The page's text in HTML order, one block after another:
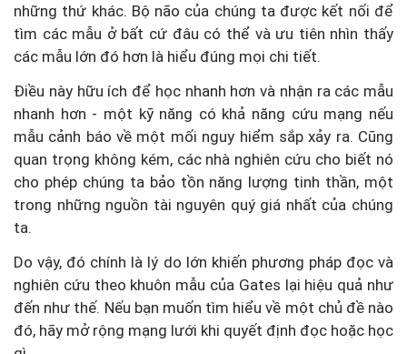
những thứ khác. Bộ não của chúng ta được kết nối để
tìm các mẫu ở bất cứ đâu có thể và ưu tiên nhìn thấy
các mẫu lớn đó hơn là hiểu đúng mọi chi tiết.
Điều này hữu ích để học nhanh hơn và nhận ra các mẫu
nhanh hơn - một kỹ năng có khả năng cứu mạng nếu
mẫu cảnh báo về một mối nguy hiểm sắp xảy ra. Cũng
quan trọng không kém, các nhà nghiên cứu cho biết nó
cho phép chúng ta bảo tồn năng lượng tinh thần, một
trong những nguồn tài nguyên quý giá nhất của chúng
ta.
Do vậy, đó chính là lý do lớn khiến phương pháp đọc và
nghiên cứu theo khuôn mẫu của Gates lại hiệu quả như
đến như thế. Nếu bạn muốn tìm hiểu về một chủ đề nào
đó, hãy mở rộng mạng lưới khi quyết định đọc hoặc học